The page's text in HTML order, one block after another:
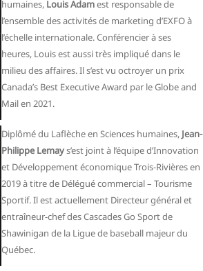
humaines, Louis Adamest responsable de
l’ensemble des activités de marketing d’EXFO à
l’échelle internationale. Conférencier à ses
heures, Louis est aussi très impliqué dans le
milieu des affaires. Il s’est vu octroyer un prix
Canada’s Best Executive Award par le Globe and
Mail en 2021.
Diplômé du Laflèche en Sciences humaines,Jean-
Philippe Lemays’est joint à l’équipe d’Innovation
et Développement économique Trois-Rivières en
2019 à titre de Délégué commercial – Tourisme
Sportif. Il est actuellement Directeur général et
entraîneur-chef des Cascades Go Sport de
Shawinigan de la Ligue de baseball majeur du
Québec.